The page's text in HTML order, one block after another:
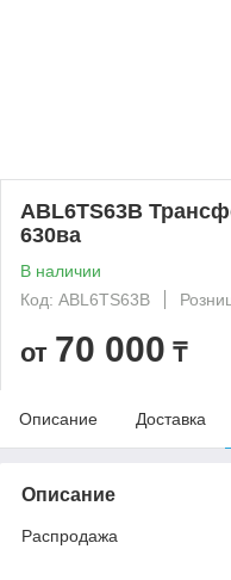
ABL6TS63B
630вa
В наличии
Код: ABL6TS63B
от 70 000 ₸
Описание Доставка
Описание
Распродажа